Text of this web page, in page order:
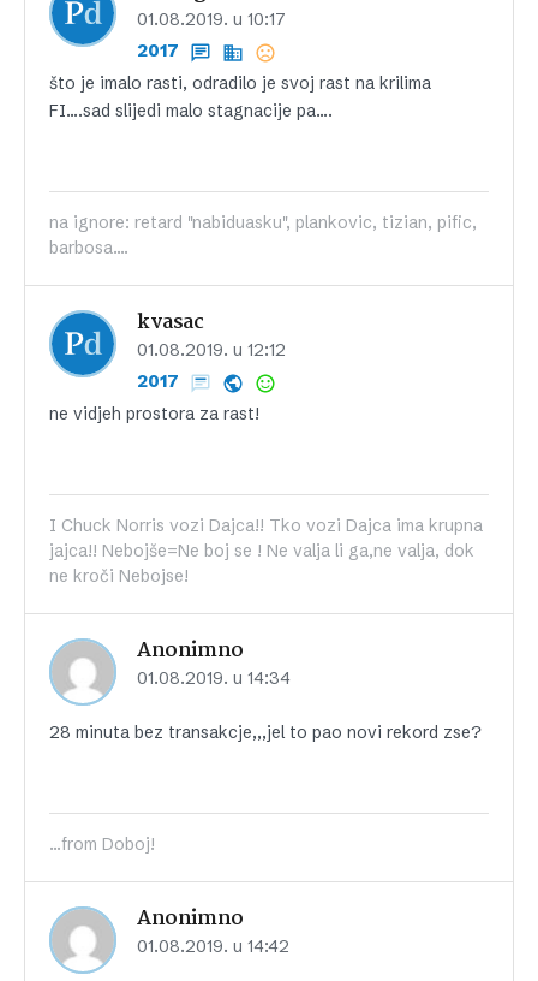
01.08.2019. u 10:17
2017
što je imalo rasti, odradilo je svoj rast na krilima
FI….sad slijedi malo stagnacije pa….
na ignore: retard "nabiduasku", plankovic, tizian, pific,
barbosa....
kvasac
01.08.2019. u 12:12
2017
ne vidjeh prostora za rast!
I Chuck Norris vozi Dajca!! Tko vozi Dajca ima krupna
jajca!! Nebojše=Ne boj se ! Ne valja li ga,ne valja, dok
ne kroči Nebojse!
Anonimno
01.08.2019. u 14:34
28 minuta bez transakcje,,,jel to pao novi rekord zse?
...from Doboj!
Anonimno
01.08.2019. u 14:42